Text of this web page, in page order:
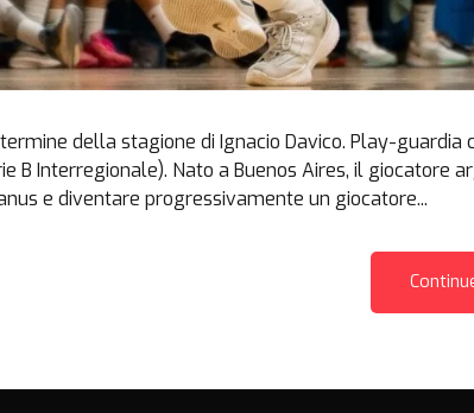
della stagione di Ignacio Davico. Play-guardia
B Interregionale). Nato a Buenos Aires, il giocatore
e diventare progressivamente un giocatore...